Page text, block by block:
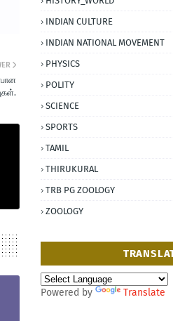
INDIAN CULTURE
INDIAN NATIONAL MOVEMENT
PHYSICS
POLITY
SCIENCE
SPORTS
TAMIL
THIRUKURAL
TRB PG ZOOLOGY
ZOOLOGY
Powered by Translate